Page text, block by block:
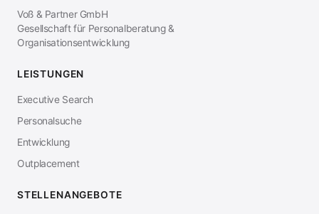
Voß & Partner GmbH
Gesellschaft für Personalberatung &
Organisationsentwicklung
LEISTUNGEN
Executive Search
Personalsuche
Entwicklung
Outplacement
STELLENANGEBOTE